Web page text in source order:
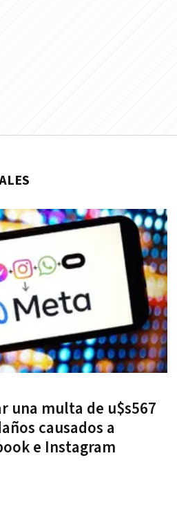
una multa de u$s567
causados a
e Instagram